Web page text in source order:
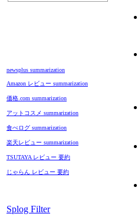
newsplus summarization
Amazon レビュー summarization
価格.com summarization
アットコスメ summarization
食べログ summarization
楽天レビュー summarization
TSUTAYA レビュー 要約
じゃらん レビュー 要約
Splog Filter